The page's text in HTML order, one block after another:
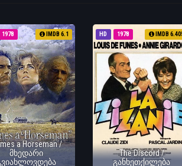
1978 IMDB 6.1
a Horseman /
მხედარი
HD 1978 IMDB
The Discord /
განხეთქილება